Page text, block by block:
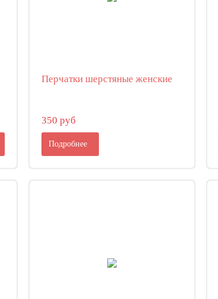
Перчатки шерстяные женские
350 руб
Подробнее